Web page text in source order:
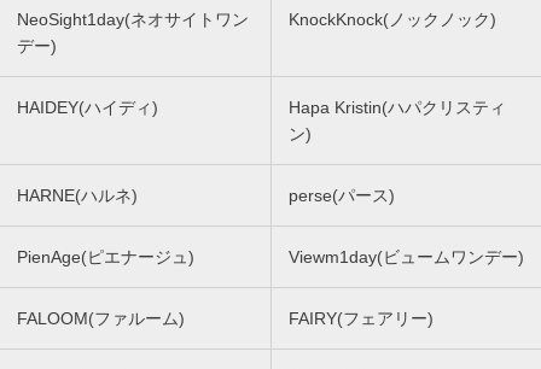
NeoSight1day(ネオサイトワン
デー)
KnockKnock(ノックノック)
HAIDEY(ハイディ)
Hapa Kristin(ハパクリスティ
ン)
HARNE(ハルネ) perse(パース)
PienAge(ピエナージュ) Viewm1day(ビュームワンデー)
FALOOM(ファルーム) FAIRY(フェアリー)